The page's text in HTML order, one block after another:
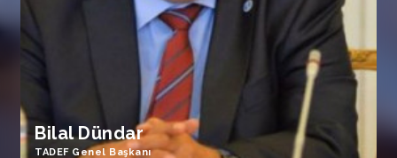
Bilal Dündar
TADEF Genel Başkanı